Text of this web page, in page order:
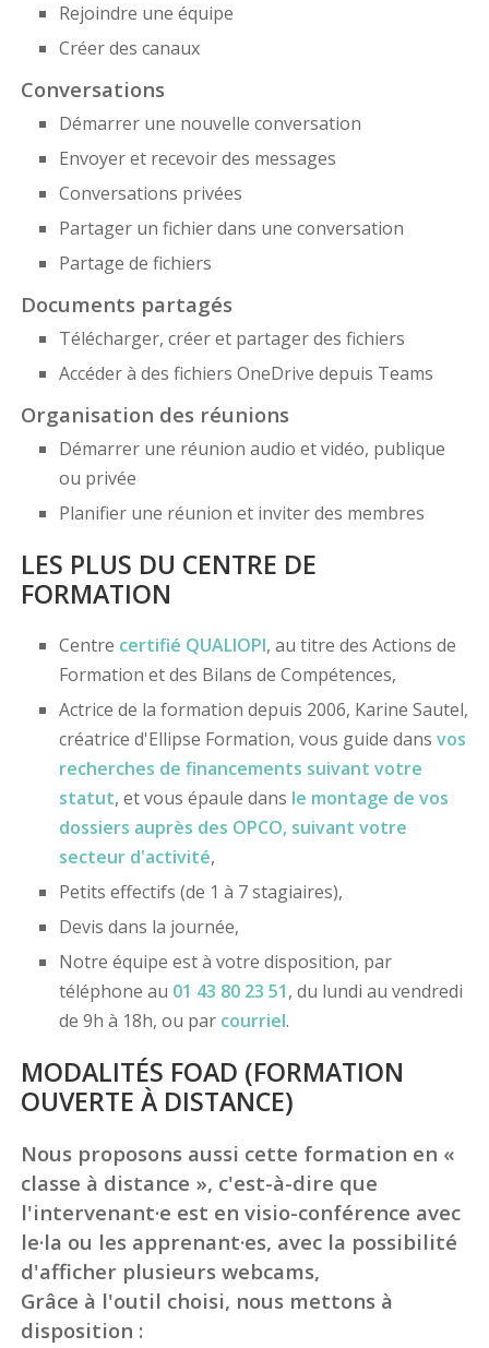
Rejoindre une équipe
Créer des canaux
Conversations
Démarrer une nouvelle conversation
Envoyer et recevoir des messages
Conversations privées
Partager un fichier dans une conversation
Partage de fichiers
Documents partagés
Télécharger, créer et partager des fichiers
Accéder à des fichiers OneDrive depuis Teams
Organisation des réunions
Démarrer une réunion audio et vidéo, publique
ou privée
Planifier une réunion et inviter des membres
LES PLUS DU CENTRE DE
FORMATION
Centre certifié QUALIOPI, au titre des Actions de
Formation et des Bilans de Compétences,
Actrice de la formation depuis 2006, Karine Sautel,
créatrice d'Ellipse Formation, vous guide dans vos
recherches de financements suivant votre
statut, et vous épaule dans le montage de vos
dossiers auprès des OPCO, suivant votre
secteur d'activité,
Petits effectifs (de 1 à 7 stagiaires),
Devis dans la journée,
Notre équipe est à votre disposition, par
téléphone au 01 43 80 23 51, du lundi au vendredi
de 9h à 18h, ou par courriel.
MODALITÉS FOAD (FORMATION
OUVERTE À DISTANCE)
Nous proposons aussi cette formation en «
classe à distance », c'est-à-dire que
l'intervenant·e est en visio-conférence avec
le·la ou les apprenant·es, avec la possibilité
d'afficher plusieurs webcams,
Grâce à l'outil choisi, nous mettons à
disposition :